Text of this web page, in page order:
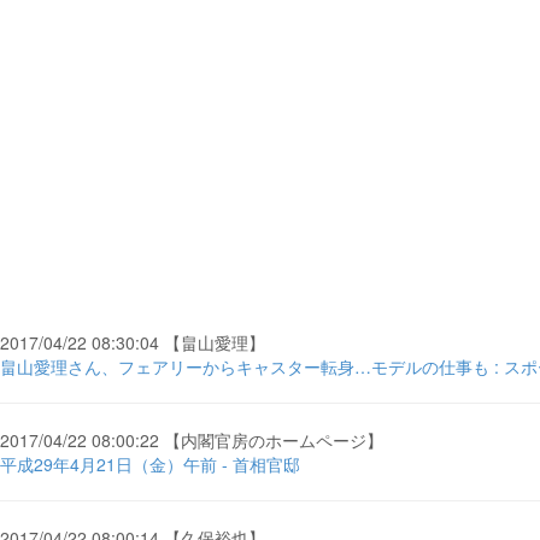
2017/04/22 08:30:04 【畠山愛理】
畠山愛理さん、フェアリーからキャスター転身…モデルの仕事も : ス
2017/04/22 08:00:22 【内閣官房のホームページ】
平成29年4月21日（金）午前 - 首相官邸